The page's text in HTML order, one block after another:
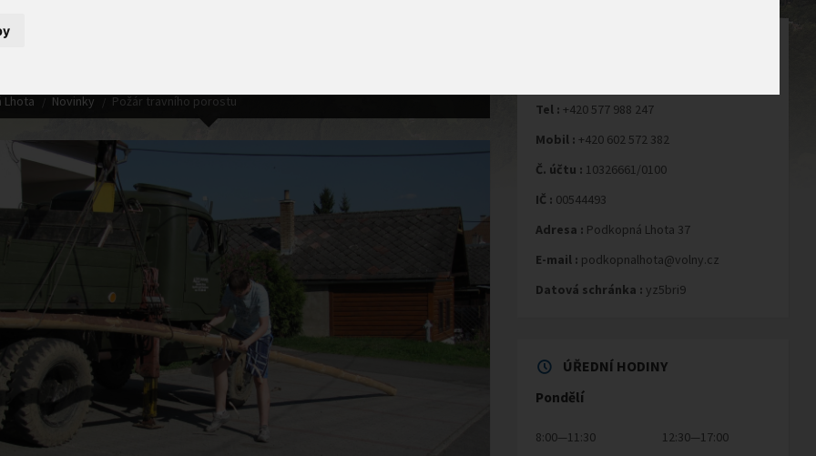
Lhota Novinky Požár travního porostu Tel : +420 577 988 247
Mobil : +420 602 572 382
Č. účtu : 10326661/0100
IČ : 00544493
Adresa : Podkopná Lhota 37
E-mail : podkopnalhota@volny.cz
Datová schránka : yz5bri9
ÚŘEDNÍ HODINY
Pondělí
8:00—11:30 12:30—17:00